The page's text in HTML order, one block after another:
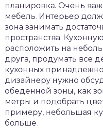
планировка. Очень
мебель. Интерьер
зона занимать
пространства.
расположить на
друга, продумать все
кухонных
дизайнеру нужно
обеденной зоны, как
метры и подобрать
примеру, небольшая
больше.